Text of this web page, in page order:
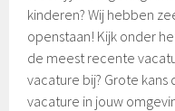
kinderen? Wij hebben
openstaan! Kijk onder
de meest recente
vacature bij? Grote
vacature in jouw